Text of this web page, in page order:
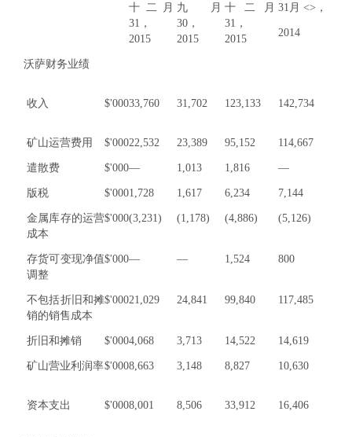
十二月
31，
2015
九月
30，
2015
十二月
31，
2015
31月 <>，
2014
沃萨财务业绩
收入 $'00033,760 31,702 123,133 142,734
矿山运营费用 $'00022,532 23,389 95,152 114,667
遣散费 $'000— 1,013 1,816 —
版税 $'0001,728 1,617 6,234 7,144
金属库存的运营
成本
$'000(3,231) (1,178) (4,886) (5,126)
存货可变现净值
调整
$'000— — 1,524 800
不包括折旧和摊
销的销售成本
$'00021,029 24,841 99,840 117,485
折旧和摊销 $'0004,068 3,713 14,522 14,619
矿山营业利润率$'0008,663 3,148 8,827 10,630
资本支出 $'0008,001 8,506 33,912 16,406